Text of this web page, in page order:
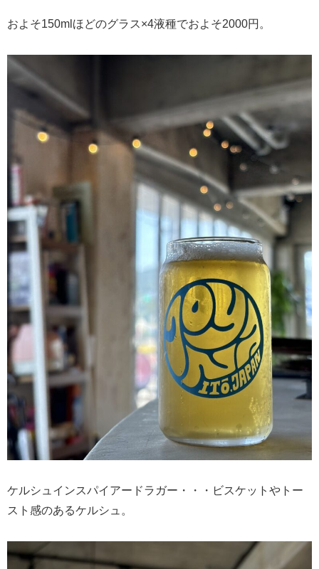
およそ150mlほどのグラス×4液種でおよそ2000円。
ケルシュインスパイアードラガー・・・ビスケットやトー
スト感のあるケルシュ。